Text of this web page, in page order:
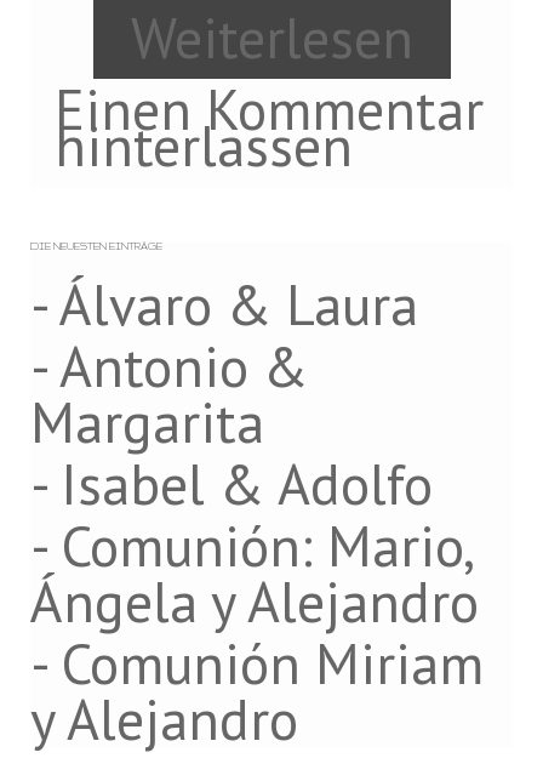
Weiterlesen
Einen Kommentar
hinterlassen
DIE NEUESTEN EINTRÄGE
- Álvaro & Laura
- Antonio &
Margarita
- Isabel & Adolfo
- Comunión: Mario,
Ángela y Alejandro
- Comunión Miriam
y Alejandro